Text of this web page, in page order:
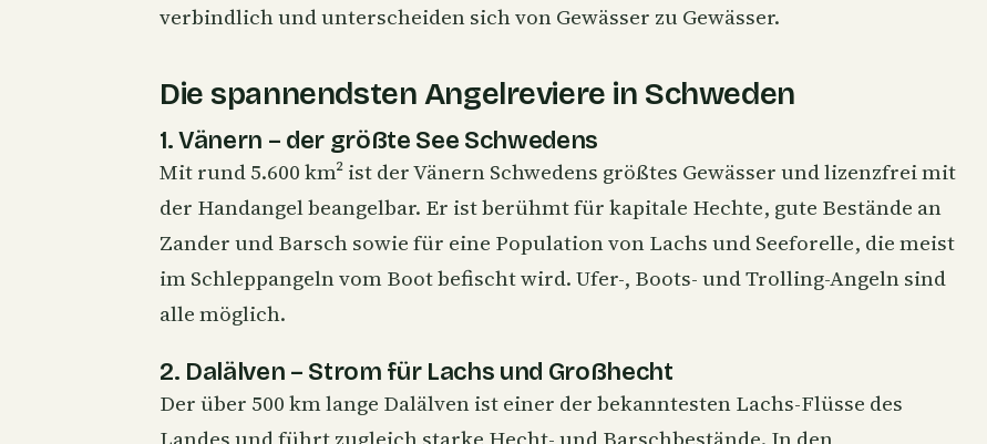
verbindlich und unterscheiden sich von Gewässer zu Gewässer.
Die spannendsten Angelreviere in Schweden
1. Vänern – der größte See Schwedens
Mit rund 5.600 km² ist der Vänern Schwedens größtes Gewässer und lizenzfrei mit
der Handangel beangelbar. Er ist berühmt für kapitale Hechte, gute Bestände an
ZanderundBarschsowie für eine Population von Lachs und Seeforelle, die meist
imSchleppangelnvom Boot befischt wird. Ufer-, Boots- und Trolling-Angeln sind
alle möglich.
2. Dalälven – Strom für Lachs und Großhecht
Der über 500 km lange Dalälven ist einer der bekanntestenLachs-Flüsse des
Landes und führt zugleich starke Hecht- und Barschbestände. In den